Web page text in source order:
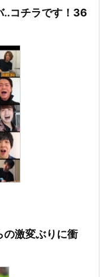
..コチラです！36
の激変ぶりに衝